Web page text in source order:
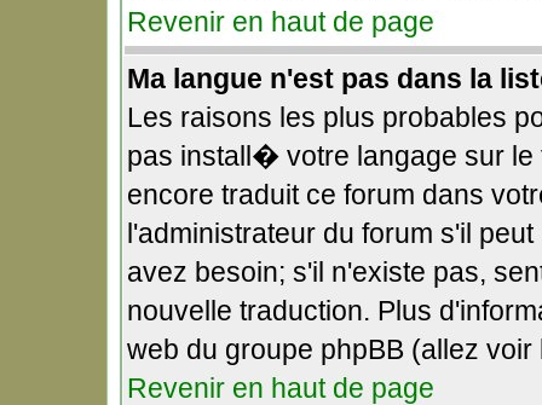
Revenir en haut de page
Ma langue n'est pas dans la
Les raisons les plus probables
pas install� votre langage sur le
encore traduit ce forum dans
l'administrateur du forum s'il
avez besoin; s'il n'existe pas,
nouvelle traduction. Plus
web du groupe phpBB (allez
Revenir en haut de page